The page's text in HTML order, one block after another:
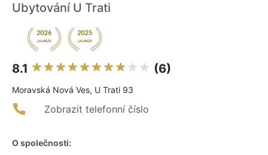
Ubytování U Trati
8.1 (6)
Moravská Nová Ves, U Trati 93
Zobrazit telefonní číslo
O společnosti: